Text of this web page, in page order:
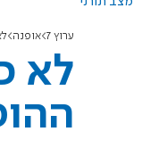
ערוץ 7 אופנה
לא